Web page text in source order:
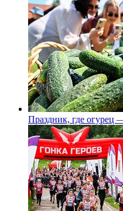
Праздник, где огурец